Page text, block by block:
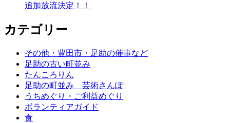
追加放流決定！！
カテゴリー
その他・豊田市・足助の催事など
足助の古い町並み
たんころりん
足助の町並み 芸術さんぽ
うちめぐり・ご利益めぐり
ボランティアガイド
食